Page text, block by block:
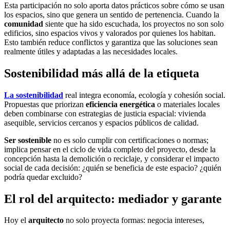
Esta participación no solo aporta datos prácticos sobre cómo se usan
los espacios, sino que genera un sentido de pertenencia. Cuando la
comunidad siente que ha sido escuchada, los proyectos no son solo
edificios, sino espacios vivos y valorados por quienes los habitan.
Esto también reduce conflictos y garantiza que las soluciones sean
realmente útiles y adaptadas a las necesidades locales.
Sostenibilidad más allá de la etiqueta
La sostenibilidad real integra economía, ecología y cohesión social.
Propuestas que priorizan eficiencia energética o materiales locales
deben combinarse con estrategias de justicia espacial: vivienda
asequible, servicios cercanos y espacios públicos de calidad.
Ser sostenible no es solo cumplir con certificaciones o normas;
implica pensar en el ciclo de vida completo del proyecto, desde la
concepción hasta la demolición o reciclaje, y considerar el impacto
social de cada decisión: ¿quién se beneficia de este espacio? ¿quién
podría quedar excluido?
El rol del arquitecto: mediador y garante
Hoy el arquitecto no solo proyecta formas: negocia intereses,